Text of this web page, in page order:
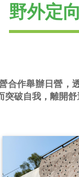
野外定
合作舉辦日營，
破自我，離開舒